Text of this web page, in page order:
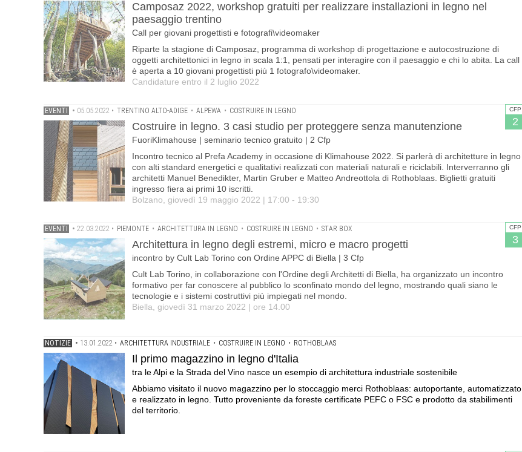
Camposaz 2022, workshop gratuiti per realizzare installazioni in legno nel
paesaggio trentino
Call per giovani progettisti e fotografi\videomaker
Riparte la stagione di Camposaz, programma di workshop di progettazione e autocostruzione di
oggetti architettonici in legno in scala 1:1, pensati per interagire con il paesaggio e chi lo abita. La call
è aperta a 10 giovani progettisti più 1 fotografo\videomaker.
Candidature entro il 2 luglio 2022
CFP
2
EVENTI • 05.05.2022 • TRENTINO ALTO-ADIGE • ALPEWA • COSTRUIRE IN LEGNO
Costruire in legno. 3 casi studio per proteggere senza manutenzione
FuoriKlimahouse | seminario tecnico gratuito | 2 Cfp
Incontro tecnico al Prefa Academy in occasione di Klimahouse 2022. Si parlerà di architetture in legno
con alti standard energetici e qualitativi realizzati con materiali naturali e riciclabili. Interverranno gli
architetti Manuel Benedikter, Martin Gruber e Matteo Andreottola di Rothoblaas. Biglietti gratuiti
ingresso fiera ai primi 10 iscritti.
Bolzano, giovedì 19 maggio 2022 | 17:00 - 19:30
CFP
3
EVENTI • 22.03.2022 • PIEMONTE • ARCHITETTURA IN LEGNO • COSTRUIRE IN LEGNO • STAR BOX
Architettura in legno degli estremi, micro e macro progetti
incontro by Cult Lab Torino con Ordine APPC di Biella | 3 Cfp
Cult Lab Torino, in collaborazione con l'Ordine degli Architetti di Biella, ha organizzato un incontro
formativo per far conoscere al pubblico lo sconfinato mondo del legno, mostrando quali siano le
tecnologie e i sistemi costruttivi più impiegati nel mondo.
Biella, giovedì 31 marzo 2022 | ore 14.00
NOTIZIE • 13.01.2022 • ARCHITETTURA INDUSTRIALE • COSTRUIRE IN LEGNO • ROTHOBLAAS
Il primo magazzino in legno d'Italia
tra le Alpi e la Strada del Vino nasce un esempio di architettura industriale sostenibile
Abbiamo visitato il nuovo magazzino per lo stoccaggio merci Rothoblaas: autoportante, automatizzato
e realizzato in legno. Tutto proveniente da foreste certificate PEFC o FSC e prodotto da stabilimenti
del territorio.